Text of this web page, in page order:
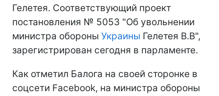
Гелетея. Соответствующий проект
постановления № 5053 "Об увольнении
министра обороны Украины Гелетея В.В",
зарегистрирован сегодня в парламенте.
Как отметил Балога на своей сторонке в
соцсети Facebook, на министра обороны